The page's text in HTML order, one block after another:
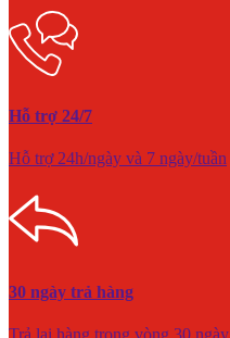
Hỗ trợ 24/7
Hỗ trợ 24h/ngày và 7 ngày/tuần
30 ngày trả hàng